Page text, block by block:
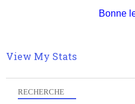
RECHERCHE
Bonne
View My Stats